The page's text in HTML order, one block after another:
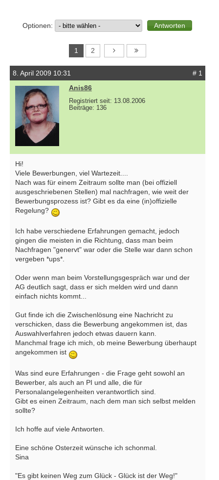
Optionen:
1 2
8. April 2009 10:31
# 1
Anis86
Registriert seit: 13.08.2006
Beiträge: 136
Hi!
Viele Bewerbungen, viel Wartezeit....
Nach was für einem Zeitraum sollte man (bei offiziell
ausgeschriebenen Stellen) mal nachfragen, wie weit der
Bewerbungsprozess ist? Gibt es da eine (in)offizielle
Regelung?
Ich habe verschiedene Erfahrungen gemacht, jedoch
gingen die meisten in die Richtung, dass man beim
Nachfragen "genervt" war oder die Stelle war dann schon
vergeben *ups*.
Oder wenn man beim Vorstellungsgespräch war und der
AG deutlich sagt, dass er sich melden wird und dann
einfach nichts kommt...
Gut finde ich die Zwischenlösung eine Nachricht zu
verschicken, dass die Bewerbung angekommen ist, das
Auswahlverfahren jedoch etwas dauern kann.
Manchmal frage ich mich, ob meine Bewerbung überhaupt
angekommen ist
Was sind eure Erfahrungen - die Frage geht sowohl an
Bewerber, als auch an PI und alle, die für
Personalangelegenheiten verantwortlich sind.
Gibt es einen Zeitraum, nach dem man sich selbst melden
sollte?
Ich hoffe auf viele Antworten.
Eine schöne Osterzeit wünsche ich schonmal.
Sina
"Es gibt keinen Weg zum Glück - Glück ist der Weg!"